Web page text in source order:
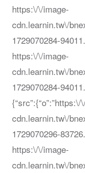
https:\/\/image-
cdn.learnin.tw\/
1729070284-
https:\/\/image-
cdn.learnin.tw\/
1729070284-
cdn.learnin.tw\/
1729070296-
https:\/\/image-
cdn.learnin.tw\/